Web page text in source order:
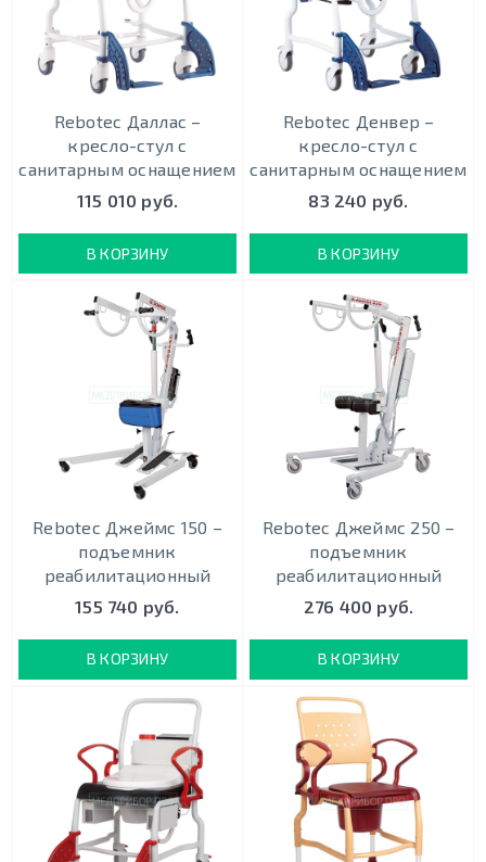
Rebotec Даллас –
кресло-стул с
санитарным оснащением
115 010 руб.
В КОРЗИНУ
Rebotec Денвер –
кресло-стул с
санитарным оснащением
83 240 руб.
В КОРЗИНУ
Rebotec Джеймс 150 –
подъемник
реабилитационный
155 740 руб.
В КОРЗИНУ
Rebotec Джеймс 250 –
подъемник
реабилитационный
276 400 руб.
В КОРЗИНУ